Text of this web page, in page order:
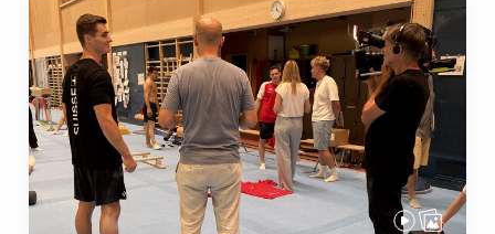
Mit klaren Zielen nach Zagreb